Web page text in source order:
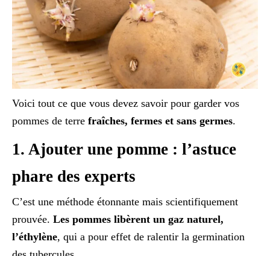
Voici tout ce que vous devez savoir pour garder vos
pommes de terre fraîches, fermes et sans germes.
1. Ajouter une pomme : l’astuce
phare des experts
C’est une méthode étonnante mais scientifiquement
prouvée. Les pommes libèrent un gaz naturel,
l’éthylène, qui a pour effet de ralentir la germination